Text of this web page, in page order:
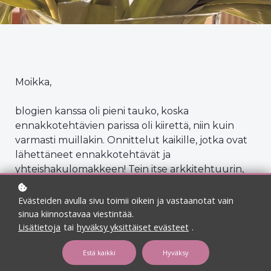
Moikka,
blogien kanssa oli pieni tauko, koska
ennakkotehtävien parissa oli kiirettä, niin kuin
varmasti muillakin. Onnittelut kaikille, jotka ovat
lähettäneet ennakkotehtävät ja
yhteishakulomakkeen! Tein itse arkkitehtuurin,
sekä sisustusarkkitehtuurin ennakkotehtävät.
Samalla kävin täyspäiväisesti töissä, ja olin myös
korottamassa äidinkielen yo-kokeet. Paljon
hommaa on ollut, mutta nyt stressi alkaa
lievittämään. Toivottavasti jokaisen tehtävät
onnistuivat ja niihin voi olla tyytyväinen!
Evästeiden avulla sivu toimii oikein ja vastaanotat vain
sinua kiinnostavaa viestintää.
Lisätietoja tai hyväksy yksittäiset evästeet .
Estä kaikki Hyväksy